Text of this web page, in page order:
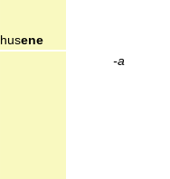
husene
-a